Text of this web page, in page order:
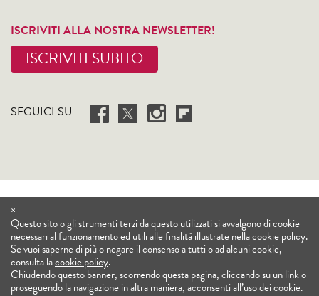
ISCRIVITI ALLA NOSTRA NEWSLETTER!
ISCRIVITI SUBITO
SEGUICI SU
×
Questo sito o gli strumenti terzi da questo utilizzati si avvalgono di cookie
necessari al funzionamento ed utili alle finalità illustrate nella cookie policy.
Se vuoi saperne di più o negare il consenso a tutti o ad alcuni cookie,
consulta lacookie policy.
Chiudendo questo banner, scorrendo questa pagina, cliccando su un link o
proseguendo la navigazione in altra maniera, acconsenti all’uso dei cookie.